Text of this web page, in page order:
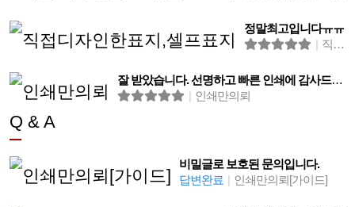
정말최고입니다ㅠㅠ
| 직접디자인한표지,셀프표지
잘 받았습니다. 선명하고 빠른 인쇄에 감사드립니다.
| 인쇄만의뢰
Q & A
비밀글로 보호된 문의입니다.
답변완료 | 인쇄만의뢰[가이드]